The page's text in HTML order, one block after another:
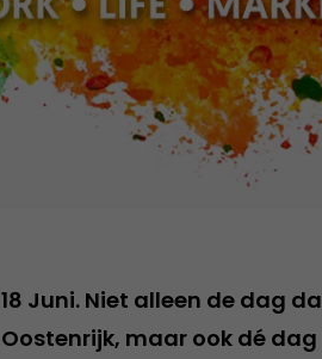
18 Juni. Niet alleen de dag
Oostenrijk, maar ook dé